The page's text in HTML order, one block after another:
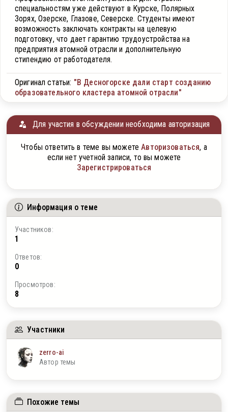
специальностям уже действуют в Курске, Полярных
Зорях, Озерске, Глазове, Северске. Студенты имеют
возможность заключать контракты на целевую
подготовку, что дает гарантию трудоустройства на
предприятия атомной отрасли и дополнительную
стипендию от работодателя.
Оригинал статьи: "В Десногорске дали старт созданию
образовательного кластера атомной отрасли"
Для участия в обсуждении необходима авторизация
Чтобы ответить в теме вы можетеАвторизоваться, а
если нет учетной записи, то вы можете
Зарегистрироваться
Информация о теме
Участников:
1
Ответов:
0
Просмотров:
8
Участники
zerro-ai
Автор темы
Похожие темы